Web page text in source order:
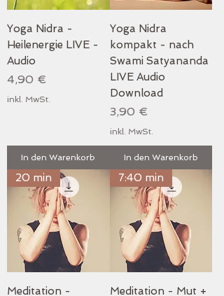
Yoga Nidra -
Heilenergie LIVE -
Audio
Preis
4,90 €
inkl. MwSt.
In den Warenkorb
Yoga Nidra
kompakt - nach
Swami Satyananda
LIVE Audio
Download
Preis
3,90 €
inkl. MwSt.
In den Warenkorb
20 min
Meditation -
7:40 min
Meditation - Mut +